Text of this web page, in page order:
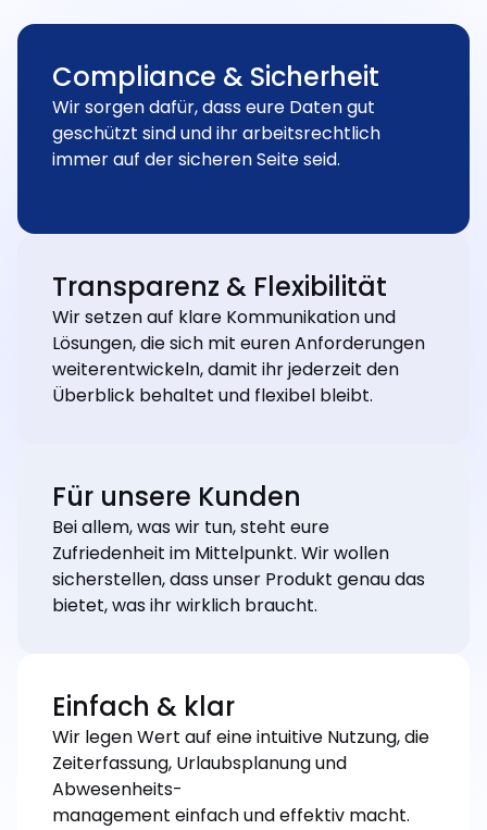
Compliance & Sicherheit
Wir sorgen dafür, dass eure Daten gut
geschützt sind und ihr arbeitsrechtlich
immer auf der sicheren Seite seid.
Transparenz & Flexibilität
Wir setzen auf klare Kommunikation und
Lösungen, die sich mit euren Anforderungen
weiterentwickeln, damit ihr jederzeit den
Überblick behaltet und flexibel bleibt.
Für unsere Kunden
Bei allem, was wir tun, steht eure
Zufriedenheit im Mittelpunkt. Wir wollen
sicherstellen, dass unser Produkt genau das
bietet, was ihr wirklich braucht.
Einfach & klar
Wir legen Wert auf eine intuitive Nutzung, die
Zeiterfassung, Urlaubsplanung und
Abwesenheits-
management einfach und effektiv macht.